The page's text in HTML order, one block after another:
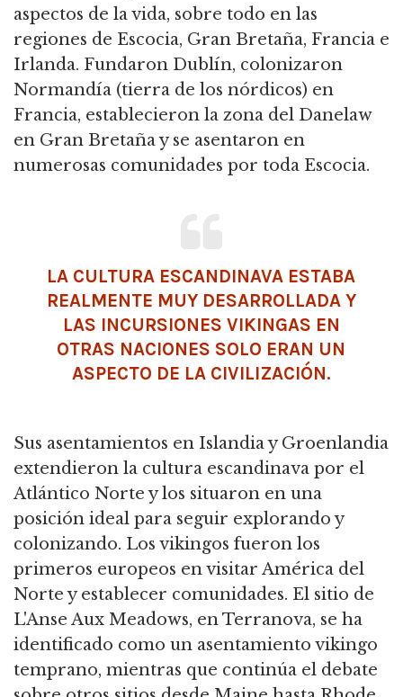
aspectos de la vida, sobre todo en las
regiones de Escocia, Gran Bretaña, Francia e
Irlanda. Fundaron Dublín, colonizaron
Normandía (tierra de los nórdicos) en
Francia, establecieron la zona del Danelaw
en Gran Bretaña y se asentaron en
numerosas comunidades por toda Escocia.
LA CULTURA ESCANDINAVA ESTABA
REALMENTE MUY DESARROLLADA Y
LAS INCURSIONES VIKINGAS EN
OTRAS NACIONES SOLO ERAN UN
ASPECTO DE LA CIVILIZACIÓN.
Sus asentamientos en Islandia y Groenlandia
extendieron la cultura escandinava por el
Atlántico Norte y los situaron en una
posición ideal para seguir explorando y
colonizando. Los vikingos fueron los
primeros europeos en visitar América del
Norte y establecer comunidades. El sitio de
L'Anse Aux Meadows, en Terranova, se ha
identificado como un asentamiento vikingo
temprano, mientras que continúa el debate